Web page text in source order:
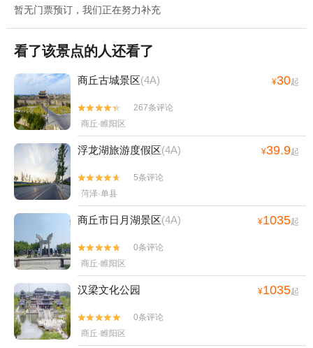
暂无门票预订，我们正在努力补充
看了该景点的人还看了
商丘古城景区(4A) ¥30起


267条评论
商丘·睢阳区
浮龙湖旅游度假区(4A) ¥39.9起


5条评论
菏泽·单县
商丘市日月湖景区(4A) ¥1035起


0条评论
商丘·睢阳区
汉梁文化公园 ¥1035起


0条评论
商丘·睢阳区